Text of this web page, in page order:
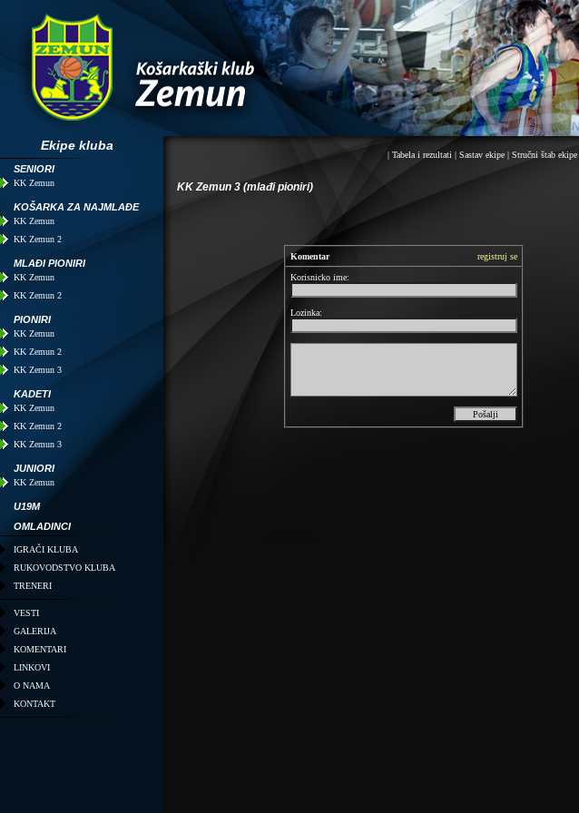
Ekipe kluba
SENIORI
KK Zemun
KOŠARKA ZA NAJMLAĐE
KK Zemun
KK Zemun 2
MLAĐI PIONIRI
KK Zemun
KK Zemun 2
PIONIRI
KK Zemun
KK Zemun 2
KK Zemun 3
KADETI
KK Zemun
KK Zemun 2
KK Zemun 3
JUNIORI
KK Zemun
U19M
OMLADINCI
IGRAČI KLUBA
RUKOVODSTVO KLUBA
TRENERI
VESTI
GALERIJA
KOMENTARI
LINKOVI
O NAMA
KONTAKT
| Tabela i rezultati | Sastav ekipe | Stručni štab ekipe
KK Zemun 3 (mlađi pioniri)
Komentar registruj se
Korisnicko ime:
Lozinka: